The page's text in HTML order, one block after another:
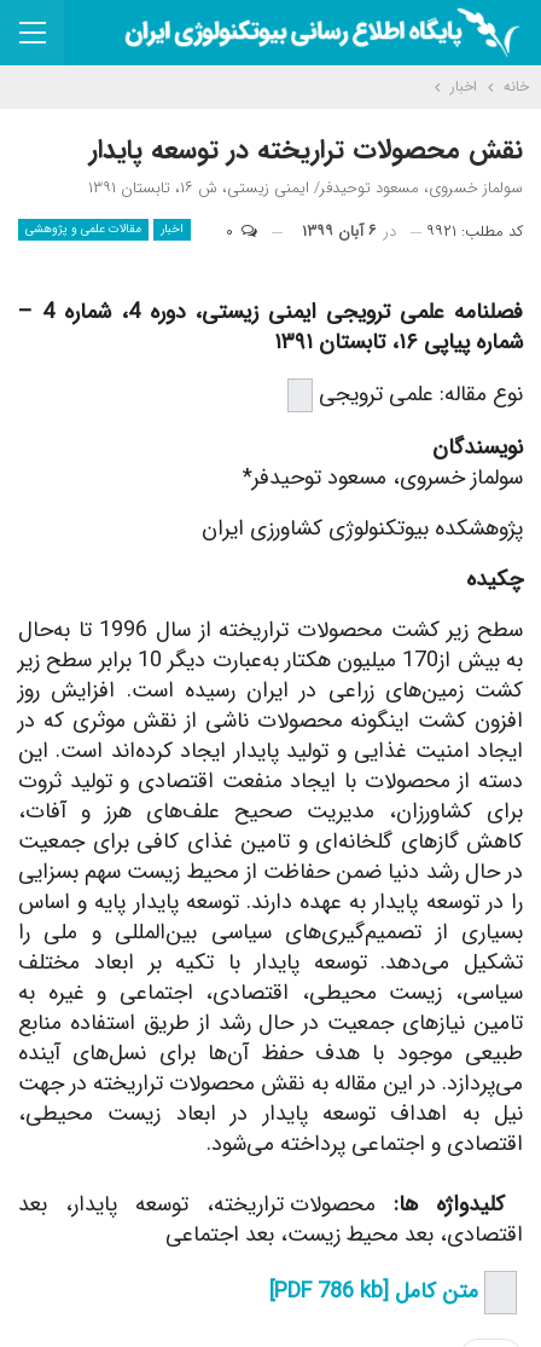
خانه اخبار
نقش محصولات تراریخته در توسعه پایدار
سولماز خسروی، مسعود توحیدفر/ ایمنی زیستی، ش ۱۶، تابستان ۱۳۹۱
اخبار مقالات علمی و پژوهشی کد مطلب: ۹۹۲۱ در ۶ آبان ۱۳۹۹
فصلنامه علمی ترویجی ایمنی زیستی، دوره 4، شماره 4 –
شماره پیاپی ۱۶، تابستان ۱۳۹۱
نوع مقاله: علمی ترویجی
نویسندگان
سولماز خسروی، مسعود توحیدفر*
پژوهشکده بیوتکنولوژی کشاورزی ایران
چکیده
سطح زیر کشت محصولات تراریخته از سال 1996 تا به‌حال
به بیش از170 میلیون هکتار به‌عبارت دیگر 10 برابر سطح زیر
کشت زمین‌های زراعی در ایران رسیده است. افزایش روز
افزون کشت اینگونه محصولات ناشی از نقش موثری که در
ایجاد امنیت غذایی و تولید پایدار ایجاد کرده‌اند است. این
دسته از محصولات با ایجاد منفعت اقتصادی و تولید ثروت
برای کشاورزان، مدیریت صحیح علف‌های هرز و آفات،
کاهش گازهای گلخانه‌ای و تامین غذای کافی برای جمعیت
در حال رشد دنیا ضمن حفاظت از محیط زیست سهم بسزایی
را در توسعه پایدار به عهده دارند. توسعه پایدار پایه و اساس
بسیاری از تصمیم‌گیری‌های سیاسی بین‌المللی و ملی را
تشکیل می‌دهد. توسعه پایدار با تکیه بر ابعاد مختلف
سیاسی، زیست محیطی، اقتصادی، اجتماعی و غیره به
تامین نیازهای جمعیت در حال رشد از طریق استفاده منابع
طبیعی موجود با هدف حفظ آن‌ها برای نسل‌های آینده
می‌پردازد. در این مقاله به نقش محصولات تراریخته در جهت
نیل به اهداف توسعه پایدار در ابعاد زیست محیطی،
اقتصادی و اجتماعی پرداخته می‌شود.
کلیدواژه ها: محصولات تراریخته، توسعه پایدار، بعد
اقتصادی، بعد محیط زیست، بعد اجتماعی
متن کامل [PDF 786 kb]